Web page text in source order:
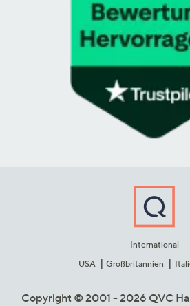
International
USA
Großbritannien
Copyright © 2001 - 2026 QVC